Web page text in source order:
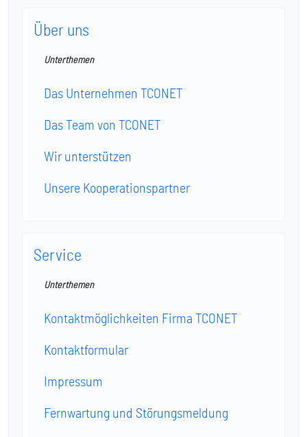
Über uns
Unterthemen
Das Unternehmen TCONET
Das Team von TCONET
Wir unterstützen
Unsere Kooperationspartner
Service
Unterthemen
Kontaktmöglichkeiten Firma TCONET
Kontaktformular
Impressum
Fernwartung und Störungsmeldung